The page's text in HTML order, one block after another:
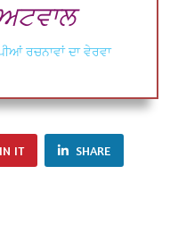
ਰਚਨਾਵਾਂ ਦਾ ਵੇਰਵਾ
IT SHARE